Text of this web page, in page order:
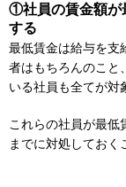
①社員の賃金額が
する
最低賃金は給与を支
者はもちろんのこと
いる社員も全てが対
これらの社員が最低
までに対処しておく